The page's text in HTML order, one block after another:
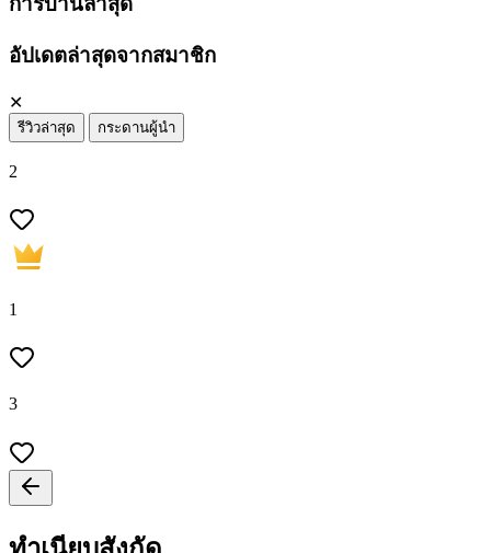
อัปเดตล่าสุดจากสมาชิก
✕
รีวิวล่าสุด กระดานผู้นำ
2
1
3